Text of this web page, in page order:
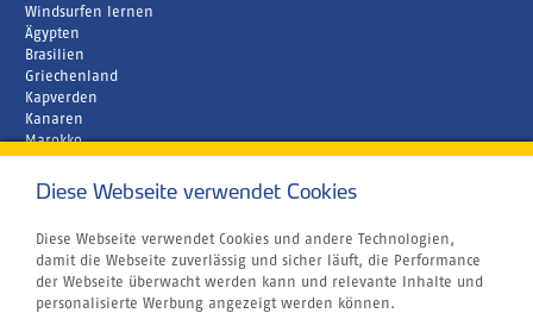
Windsurfen lernen
Ägypten
Brasilien
Griechenland
Kapverden
Kanaren
Marokko
Unternehmen
Atmosfair CO2 Kompensation
Airline Blacklist
Bildnachweis
Centrum für Reisemedizin
Diese Webseite verwendet Cookies
Diese Webseite verwendet Cookies und andere Technologien,
damit die Webseite zuverlässig und sicher läuft, die Performance
der Webseite überwacht werden kann und relevante Inhalte und
personalisierte Werbung angezeigt werden können.